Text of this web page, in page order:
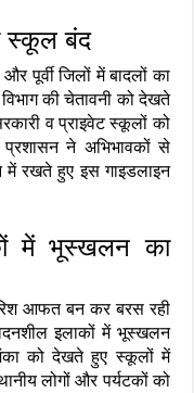
स्कूल बंद
पूर्वी जिलों में बादलों का
की चेतावनी को देखते
व प्राइवेट स्कूलों को
ने अभिभावकों से
में रखते हुए इस गाइडलाइन
में भूस्खलन का
आफत बन कर बरस रही
इलाकों में भूस्खलन
को देखते हुए स्कूलों में
लोगों और पर्यटकों को